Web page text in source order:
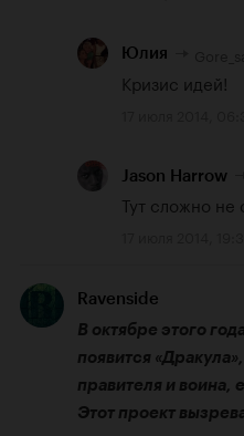
Юлия
Кризис идей!
Jason Harrow
Тут сложно не
Ravenside
В октябре этого
появится
правителя и воина,
Этот проект